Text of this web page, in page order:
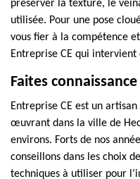
préserver la texture, le
utilisée. Pour une pose
vous fier à la compétence
Entreprise CE qui
Faites
Entreprise CE est un
œuvrant dans la ville de
environs. Forts de nos
conseillons dans les choix
techniques à utiliser pour